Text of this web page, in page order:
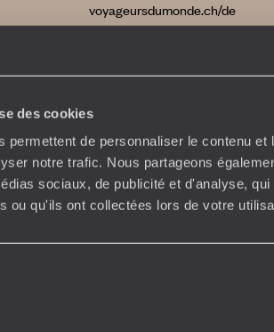
des cookies
permettent de personnaliser le contenu
notre trafic. Nous partageons
sociaux, de publicité et d'analyse,
ou qu'ils ont collectées lors de votre
voyageursdumonde.ch/de
voyageursdumonde.com
CopyrightsPlan du site
de confidentialité et de Cookies
Notice légale et CGU